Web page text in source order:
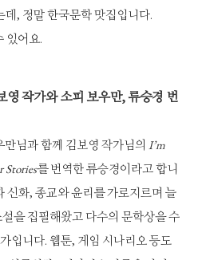
데, 정말 한국문학 맛집입니다.
있어요.
영 작가와 소피 보우만, 류승경 번
님과 함께 김보영 작가님의 I’m
Stories를 번역한 류승경이라고 합니
신화, 종교와 윤리를 가로지르며 늘
을 집필해왔고 다수의 문학상을 수
입니다. 웹툰, 게임 시나리오 등도